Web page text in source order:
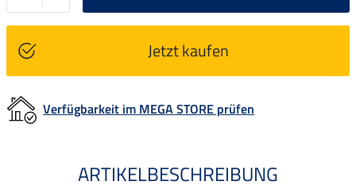
Jetzt kaufen
Verfügbarkeit im MEGA STORE prüfen
ARTIKELBESCHREIBUNG